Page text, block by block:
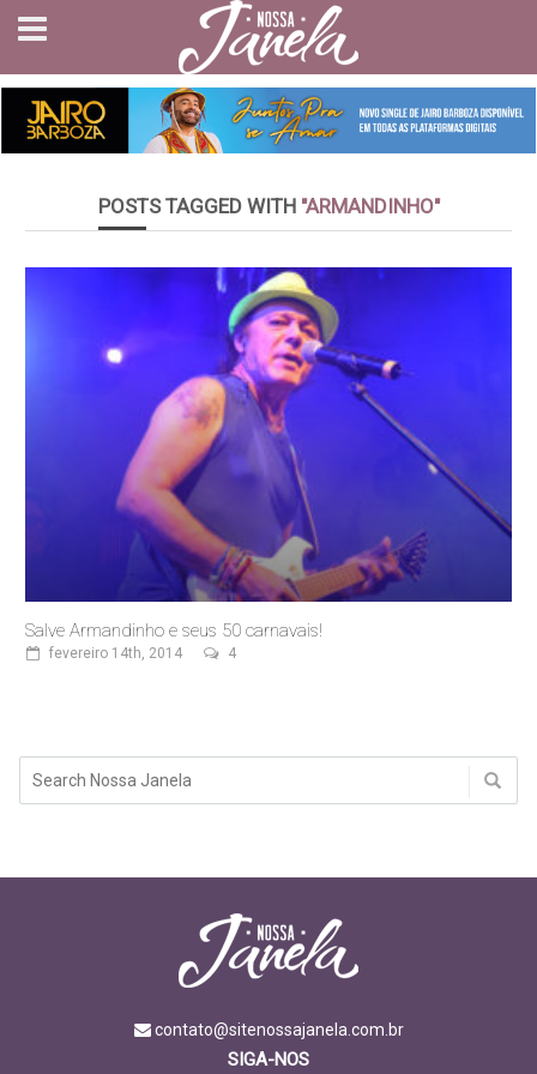
POSTS TAGGED WITH "ARMANDINHO"
Salve Armandinho e seus 50 carnavais!
fevereiro 14th, 2014 4
contato@sitenossajanela.com.br
SIGA-NOS